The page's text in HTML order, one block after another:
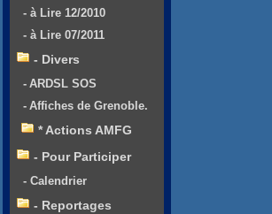
- à Lire 12/2010
- à Lire 07/2011
- Divers
- ARDSL SOS
- Affiches de Grenoble.
* Actions AMFG
- Pour Participer
- Calendrier
- Reportages